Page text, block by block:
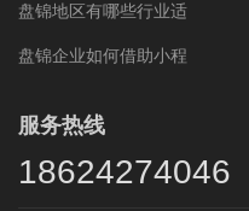
盘锦地区有哪些行业适
盘锦企业如何借助小程
服务热线
18624274046